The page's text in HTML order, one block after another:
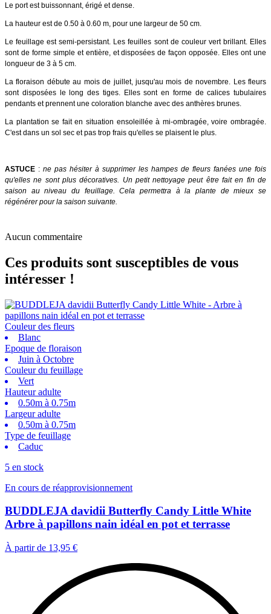
Le port est buissonnant, érigé et dense.
La hauteur est de 0.50 à 0.60 m, pour une largeur de 50 cm.
Le feuillage est semi-persistant. Les feuilles sont de couleur vert brillant. Elles
sont de forme simple et entière, et disposées de façon opposée. Elles ont une
longueur de 3 à 5 cm.
La floraison débute au mois de juillet, jusqu'au mois de novembre. Les fleurs
sont disposées le long des tiges. Elles sont en forme de calices tubulaires
pendants et prennent une coloration blanche avec des anthères brunes.
La plantation se fait en situation ensoleillée à mi-ombragée, voire ombragée.
C'est dans un sol sec et pas trop frais qu'elles se plaisent le plus.
ASTUCE : ne pas hésiter à supprimer les hampes de fleurs fanées une fois
qu'elles ne sont plus décoratives. Un petit nettoyage peut être fait en fin de
saison au niveau du feuillage. Cela permettra à la plante de mieux se
régénérer pour la saison suivante.
Aucun commentaire
Ces produits sont susceptibles de vous
intéresser !
Couleur des fleurs
Blanc
Epoque de floraison
Juin à Octobre
Couleur du feuillage
Vert
Hauteur adulte
0.50m à 0.75m
Largeur adulte
0.50m à 0.75m
Type de feuillage
Caduc
5 en stock
En cours de réapprovisionnement
BUDDLEJA davidii Butterfly Candy Little White
Arbre à papillons nain idéal en pot et terrasse
À partir de 13,95 €